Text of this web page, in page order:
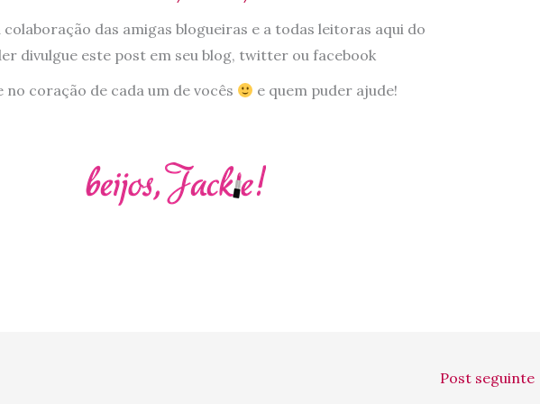
colaboração das amigas blogueiras e a todas leitoras aqui do
divulgue este post em seu blog, twitter ou facebook
no coração de cada um de vocês
e quem puder ajude!
Post seguinte